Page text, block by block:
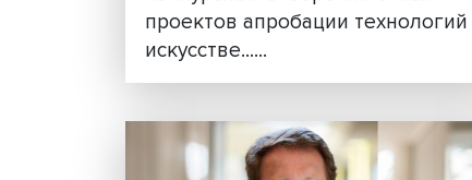
который прив......